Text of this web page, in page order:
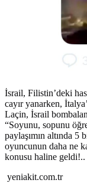
İsrail, Filistin’deki
cayır yanarken,
Laçin, İsrail
“Soyunu, sopunu
paylaşımın altında
oyuncunun daha ne
konusu haline geldi!..
yeniakit.com.tr